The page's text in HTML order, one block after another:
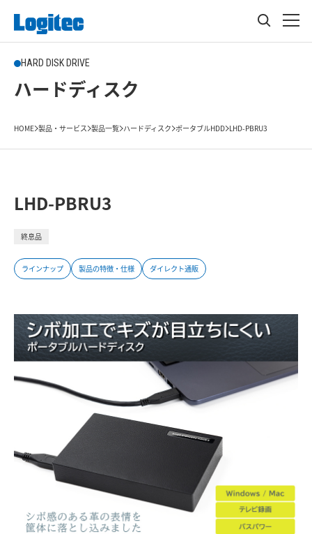
HARD DISK DRIVE
ハードディスク
HOME 製品・サービス 製品一覧 ハードディスク ポータブルHDD LHD-PBRU3
LHD-PBRU3
終息品
ラインナップ 製品の特徴・仕様 ダイレクト通販